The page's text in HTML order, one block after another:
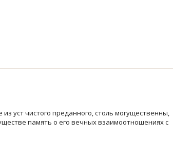
уст чистого преданного, столь могущественны,
память о его вечных взаимоотношениях с